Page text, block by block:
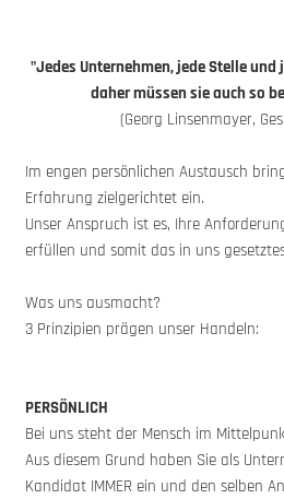
"Jedes Unternehmen, jede Stelle und
daher müssen sie auch so
(Georg Linsenmayer,
Im engen persönlichen Austausch
Erfahrung zielgerichtet ein.
Unser Anspruch ist es, Ihre
erfüllen und somit das in uns
Was uns ausmacht?
3 Prinzipien prägen unser Handeln:
PERSÖNLICH
Bei uns steht der Mensch im
Aus diesem Grund haben Sie als
Kandidat IMMER ein und den selben